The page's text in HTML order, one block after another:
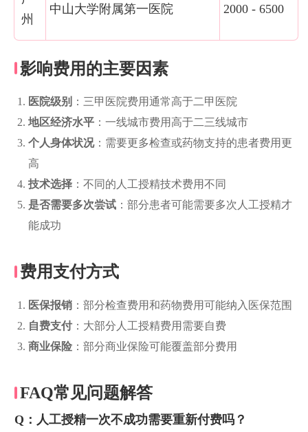
州
中山大学附属第一医院 2000 - 6500
影响费用的主要因素
医院级别 ：三甲医院费用通常高于二甲医院
地区经济水平：一线城市费用高于二三线城市
个人身体状况：需要更多检查或药物支持的患者费用更
高
技术选择：不同的人工授精技术费用不同
是否需要多次尝试：部分患者可能需要多次人工授精才
能成功
费用支付方式
医保报销：部分检查费用和药物费用可能纳入医保范围
自费支付：大部分人工授精费用需要自费
商业保险：部分商业保险可能覆盖部分费用
FAQ常见问题解答
Q：人工授精一次不成功需要重新付费吗？